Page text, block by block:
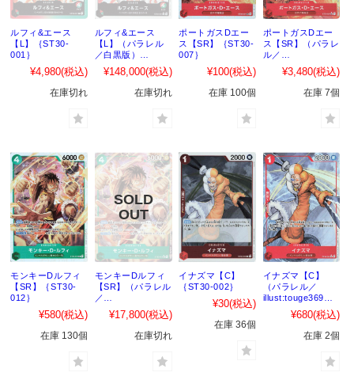
ルフィ&エース
【L】｛ST30-
001｝
¥4,980(税込)
在庫切れ
ルフィ&エース
【L】（パラレル
／白黒版）
｛ST30-001｝
¥148,000(税込)
在庫切れ
ポートガスDエー
ス【SR】｛ST30-
007｝
¥100(税込)
在庫 100個
ポートガスDエー
ス【SR】（パラレ
ル／
illust:YosukeAdac
hi）｛ST30-007｝
¥3,480(税込)
在庫 7個
モンキーDルフィ
【SR】｛ST30-
012｝
¥580(税込)
在庫 130個
モンキーDルフィ
【SR】（パラレル
／
illust:Hokuyuu）
｛ST30-012｝
¥17,800(税込)
在庫切れ
イナズマ【C】
｛ST30-002｝
¥30(税込)
在庫 36個
イナズマ【C】
（パラレル／
illust:touge369）
｛ST30-002｝
¥680(税込)
在庫 2個